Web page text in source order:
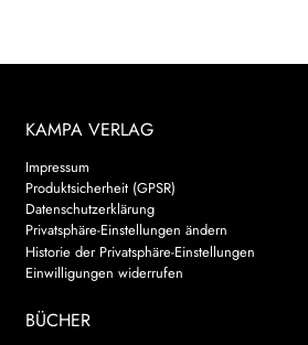
KAMPA VERLAG
Impressum
Produktsicherheit (GPSR)
Datenschutzerklärung
Privatsphäre-Einstellungen ändern
Historie der Privatsphäre-Einstellungen
Einwilligungen widerrufen
BÜCHER